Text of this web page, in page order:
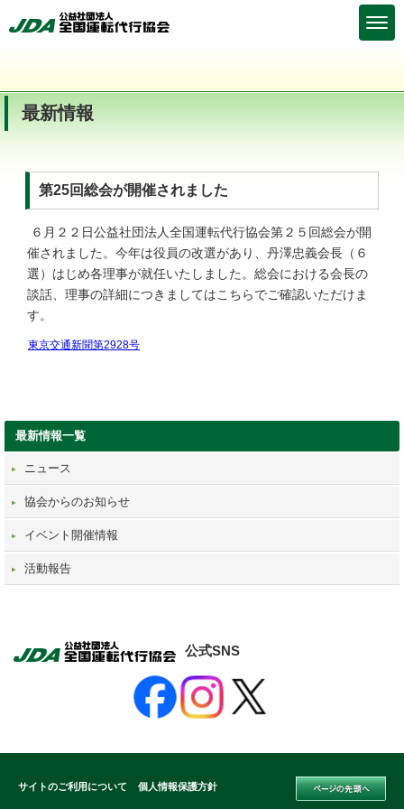
最新情報
第25回総会が開催されました
６月２２日公益社団法人全国運転代行協会第２５回総会が開
催されました。今年は役員の改選があり、丹澤忠義会長（６
選）はじめ各理事が就任いたしました。総会における会長の
談話、理事の詳細につきましてはこちらでご確認いただけま
す。
東京交通新聞第2928号
最新情報一覧
ニュース
協会からのお知らせ
イベント開催情報
活動報告
公式SNS
サイトのご利用について 個人情報保護方針